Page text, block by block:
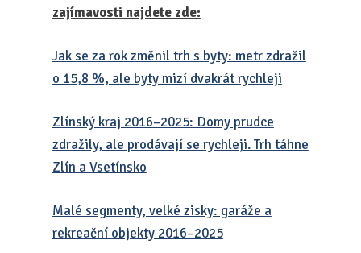
zajímavosti najdete zde:
Jak se za rok změnil trh s byty: metr zdražil
o 15,8 %, ale byty mizí dvakrát rychleji
Zlínský kraj 2016–2025: Domy prudce
zdražily, ale prodávají se rychleji. Trh táhne
Zlín a Vsetínsko
Malé segmenty, velké zisky: garáže a
rekreační objekty 2016–2025